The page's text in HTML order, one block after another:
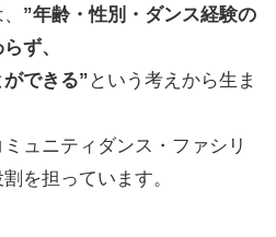
”年齢・性別・ダンス経験の
ず、
できる” という考えから生ま
ュニティダンス・ファシリ
を担っています。